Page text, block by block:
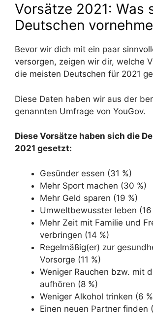
Vorsätze 2021: Was
Deutschen
Bevor wir dich mit ein paar
versorgen, zeigen wir dir, welche
die meisten Deutschen für 2021
Diese Daten haben wir aus der
genannten Umfrage von YouGov.
Diese Vorsätze haben sich die
2021 gesetzt:
Gesünder essen (31 %)
Mehr Sport machen (30 %)
Mehr Geld sparen (19 %)
Umweltbewusster leben (16
Mehr Zeit mit Familie und
verbringen (14 %)
Regelmäßig(er) zur
Vorsorge (11 %)
Weniger Rauchen bzw. mit
aufhören (8 %)
Weniger Alkohol trinken (6
Einen neuen Partner finden